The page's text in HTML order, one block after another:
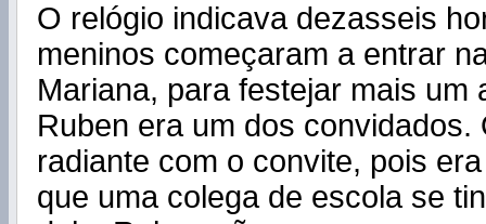
O relógio indicava dezasseis
meninos começaram a entrar
Mariana, para festejar mais um
Ruben era um dos convidados.
radiante com o convite, pois
que uma colega de escola se